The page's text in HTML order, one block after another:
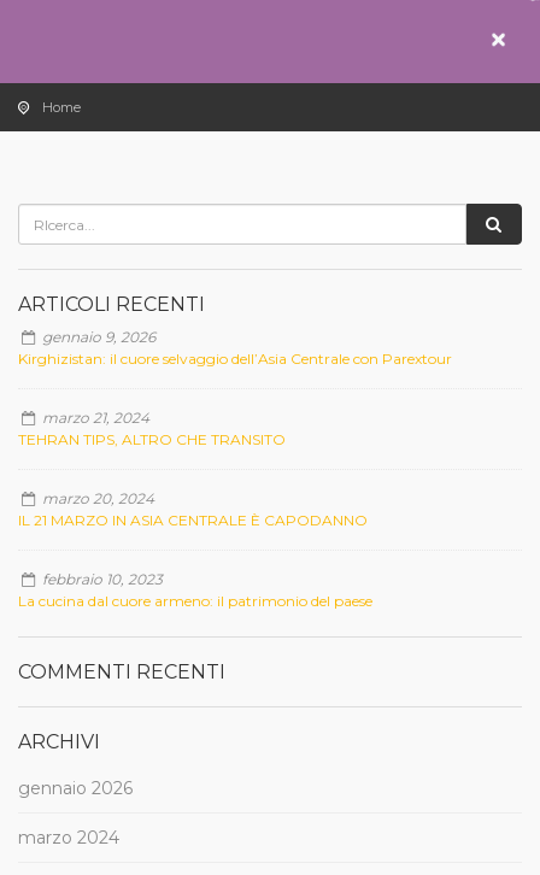
Home
ARTICOLI RECENTI
gennaio 9, 2026
Kirghizistan: il cuore selvaggio dell’Asia Centrale con Parextour
marzo 21, 2024
TEHRAN TIPS, ALTRO CHE TRANSITO
marzo 20, 2024
IL 21 MARZO IN ASIA CENTRALE È CAPODANNO
febbraio 10, 2023
La cucina dal cuore armeno: il patrimonio del paese
COMMENTI RECENTI
ARCHIVI
gennaio 2026
marzo 2024